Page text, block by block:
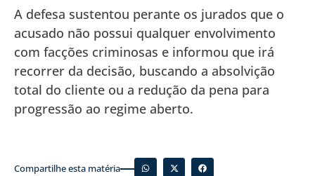
A defesa sustentou perante os jurados que o
acusado não possui qualquer envolvimento
com facções criminosas e informou que irá
recorrer da decisão, buscando a absolvição
total do cliente ou a redução da pena para
progressão ao regime aberto.
Compartilhe esta matéria